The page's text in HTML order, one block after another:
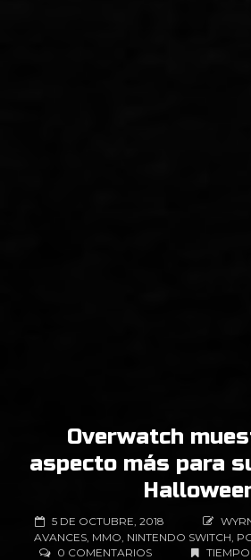
Overwatch
aspecto más para
5 DE OCTUBRE, 2018
AVANCES, MMO, NINTENDO SWITCH,
0 COMENTARIOS